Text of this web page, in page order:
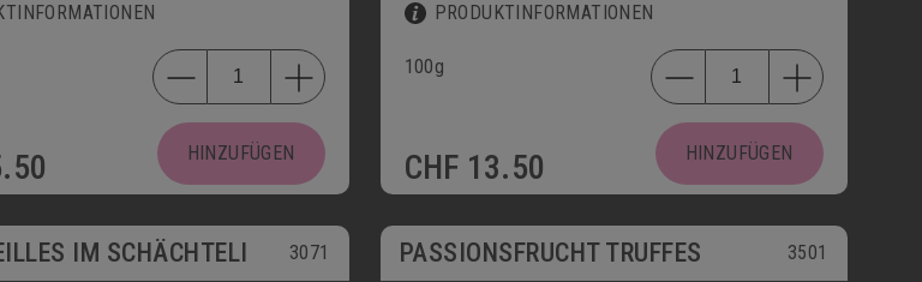
HINZUFÜGEN
PRODUKTINFORMATIONEN
100g
CHF 13.50 HINZUFÜGEN
IM SCHÄCHTELI 3071 PASSIONSFRUCHT TRUFFES 3501